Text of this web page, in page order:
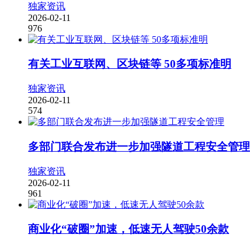
独家资讯
2026-02-11
976
有关工业互联网、区块链等 50多项标准明
独家资讯
2026-02-11
574
多部门联合发布进一步加强隧道工程安全管理
独家资讯
2026-02-11
961
商业化“破圈”加速，低速无人驾驶50余款